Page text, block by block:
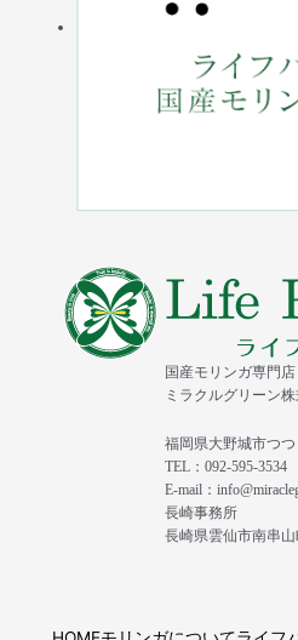
国産モリンガ専門店
ミラクルグリーン
福岡県大野城市つつ
TEL：092-595-3534
E-mail：
長崎事務所
長崎県雲仙市南串山